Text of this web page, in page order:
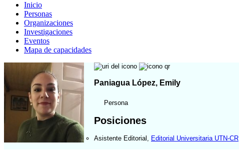
Inicio
Personas
Organizaciones
Investigaciones
Eventos
Mapa de capacidades
Paniagua López, Emily
Persona
Posiciones
Asistente Editorial Editorial Universitaria UTN-CR